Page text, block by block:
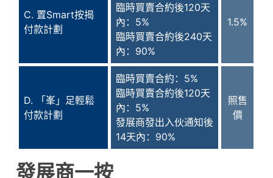
C. 置Smart按揭
付款計劃
臨時買賣合約後120天
內：5%
臨時買賣合約後240天
內：90%
1.5%
D. 「峯」足輕鬆
付款計劃
臨時買賣合約：5%
臨時買賣合約後120天
內：5%
發展商發出入伙通知後
14天內：90%
照售
價
發展商一按